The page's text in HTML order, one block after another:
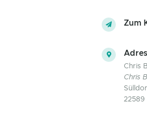
Zum
Chris
Chris